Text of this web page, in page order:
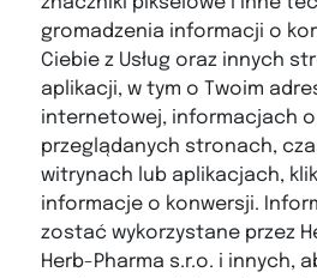
gromadzenia informacji o
Ciebie z Usług oraz innych
aplikacji, w tym o Twoim
internetowej, informacjach
przeglądanych stronach,
witrynach lub aplikacjach,
informacje o konwersji.
zostać wykorzystane przez
Herb-Pharma s.r.o. i innych,